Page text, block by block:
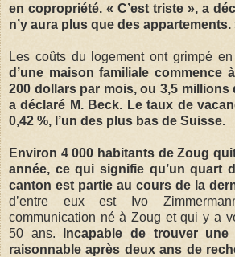
en copropriété. « C’est triste », a
n’y aura plus que des appartements.
Les coûts du logement ont grimpé
d’une maison familiale commence
200 dollars par mois, ou 3,5 millions
a déclaré M. Beck. Le taux de
0,42 %, l’un des plus bas de Suisse.
Environ 4 000 habitants de Zoug
année, ce qui signifie qu’un quart
canton est partie au cours de la
d’entre eux est Ivo
communication né à Zoug et qui y a
50 ans.
Incapable de trouver
raisonnable après deux ans de